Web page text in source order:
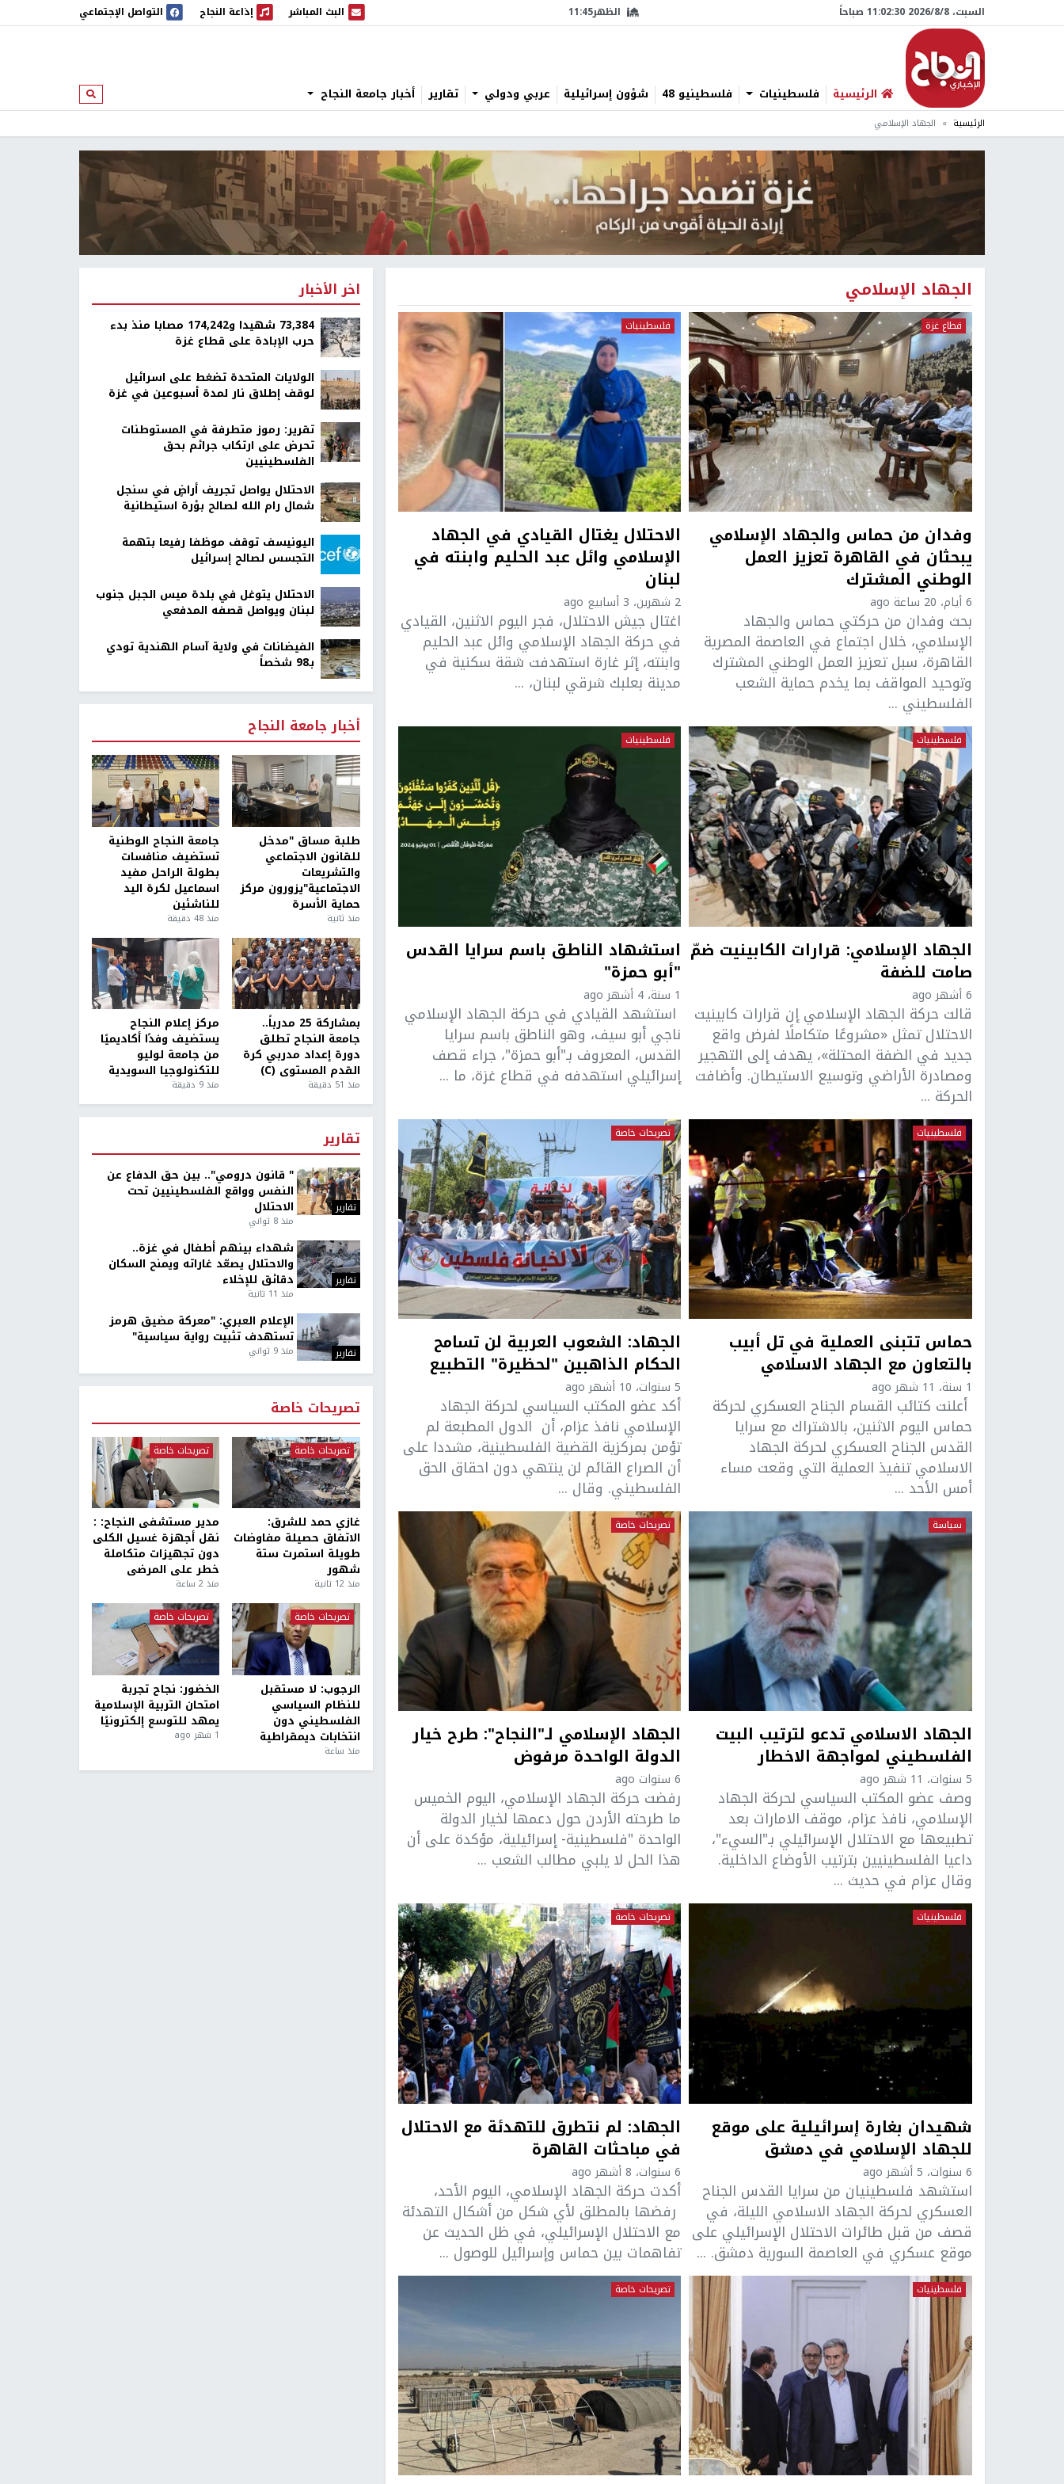
السبت، 8/‏8/‏2026 11:02:31 صباحاً الظهر11:45 البث المباشر
البث المباشر إذاعة النجاح
إذاعة النجاح التواصل الإجتماعي
الرئيسية فلسطينيات فلسطينيو 48 شؤون إسرائيلية عربي ودولي تقارير أخبار جامعة النجاح ابحث
الرئيسية الجهاد الإسلامي
الجهاد الإسلامي
قطاع غزة
وفدان من حماس والجهاد الإسلامي
يبحثان في القاهرة تعزيز العمل
الوطني المشترك
6 أيام، 20 ساعة ago
بحث وفدان من حركتي حماس والجهاد
الإسلامي، خلال اجتماع في العاصمة المصرية
القاهرة، سبل تعزيز العمل الوطني المشترك
وتوحيد المواقف بما يخدم حماية الشعب
الفلسطيني ...
فلسطينيات
الاحتلال يغتال القيادي في الجهاد
الإسلامي وائل عبد الحليم وابنته في
لبنان
2 شهرين، 3 أسابيع ago
اغتال جيش الاحتلال، فجر اليوم الاثنين، القيادي
في حركة الجهاد الإسلامي وائل عبد الحليم
وابنته، إثر غارة استهدفت شقة سكنية في
مدينة بعلبك شرقي لبنان، ...
فلسطينيات
الجهاد الإسلامي: قرارات الكابينيت ضمّ
صامت للضفة
6 أشهر ago
قالت حركة الجهاد الإسلامي إن قرارات كابينيت
الاحتلال تمثل «مشروعًا متكاملًا لفرض واقع
جديد في الضفة المحتلة»، يهدف إلى التهجير
ومصادرة الأراضي وتوسيع الاستيطان. وأضافت
الحركة ...
فلسطينيات
استشهاد الناطق باسم سرايا القدس
"أبو حمزة"
1 سنة، 4 أشهر ago
استشهد القيادي في حركة الجهاد الإسلامي
ناجي أبو سيف، وهو الناطق باسم سرايا
القدس، المعروف بـ"أبو حمزة"، جراء قصف
إسرائيلي استهدفه في قطاع غزة، ما ...
فلسطينيات
حماس تتبنى العملية في تل أبيب
بالتعاون مع الجهاد الاسلامي
1 سنة، 11 شهر ago
أعلنت كتائب القسام الجناح العسكري لحركة
حماس اليوم الاثنين، بالاشتراك مع سرايا
القدس الجناح العسكري لحركة الجهاد
الاسلامي تنفيذ العملية التي وقعت مساء
أمس الأحد ...
تصريحات خاصة
الجهاد: الشعوب العربية لن تسامح
الحكام الذاهبين "لحظيرة" التطبيع
5 سنوات، 10 أشهر ago
أكد عضو المكتب السياسي لحركة الجهاد
الإسلامي نافذ عزام، أن الدول المطبعة لم
تؤمن بمركزية القضية الفلسطينية، مشددا على
أن الصراع القائم لن ينتهي دون احقاق الحق
الفلسطيني. وقال ...
سياسة
الجهاد الاسلامي تدعو لترتيب البيت
الفلسطيني لمواجهة الاخطار
5 سنوات، 11 شهر ago
وصف عضو المكتب السياسي لحركة الجهاد
الإسلامي، نافذ عزام، موقف الامارات بعد
تطبيعها مع الاحتلال الإسرائيلي بـ"السيء"،
داعيا الفلسطينيين بترتيب الأوضاع الداخلية.
وقال عزام في حديث ...
تصريحات خاصة
الجهاد الإسلامي لـ"النجاح": طرح خيار
الدولة الواحدة مرفوض
6 سنوات ago
رفضت حركة الجهاد الإسلامي، اليوم الخميس
ما طرحته الأردن حول دعمها لخيار الدولة
الواحدة "فلسطينية- إسرائيلية، مؤكدة على أن
هذا الحل لا يلبي مطالب الشعب ...
فلسطينيات
شهيدان بغارة إسرائيلية على موقع
للجهاد الإسلامي في دمشق
6 سنوات، 5 أشهر ago
استشهد فلسطينيان من سرايا القدس الجناح
العسكري لحركة الجهاد الاسلامي الليلة، في
قصف من قبل طائرات الاحتلال الإسرائيلي على
موقع عسكري في العاصمة السورية دمشق. ...
تصريحات خاصة
الجهاد: لم نتطرق للتهدئة مع الاحتلال
في مباحثات القاهرة
6 سنوات، 8 أشهر ago
أكدت حركة الجهاد الإسلامي، اليوم الأحد،
رفضها بالمطلق لأي شكل من أشكال التهدئة
مع الاحتلال الإسرائيلي، في ظل الحديث عن
تفاهمات بين حماس وإسرائيل للوصول ...
فلسطينيات تصريحات خاصة
اخر الأخبار
73,384 شهيدا و174,242 مصابا منذ بدء
حرب الإبادة على قطاع غزة
الولايات المتحدة تضغط على اسرائيل
لوقف إطلاق نار لمدة أسبوعين في غزة
تقرير: رموز متطرفة في المستوطنات
تحرض على ارتكاب جرائم بحق
الفلسطينيين
الاحتلال يواصل تجريف أراضٍ في سنجل
شمال رام الله لصالح بؤرة استيطانية
اليونيسف توقف موظفا رفيعا بتهمة
التجسس لصالح إسرائيل
الاحتلال يتوغل في بلدة ميس الجبل جنوب
لبنان ويواصل قصفه المدفعي
الفيضانات في ولاية آسام الهندية تودي
بـ98 شخصاً
أخبار جامعة النجاح
طلبة مساق "مدخل
للقانون الاجتماعي
والتشريعات
الاجتماعية"يزورون مركز
حماية الأسرة
منذ ثانية
جامعة النجاح الوطنية
تستضيف منافسات
بطولة الراحل مفيد
اسماعيل لكرة اليد
للناشئين
منذ 48 دقيقة
بمشاركة 25 مدرباً..
جامعة النجاح تطلق
دورة إعداد مدربي كرة
القدم المستوى (C)
منذ 51 دقيقة
مركز إعلام النجاح
يستضيف وفدًا أكاديميًا
من جامعة لوليو
للتكنولوجيا السويدية
منذ 9 دقيقة
تقارير
تقارير
" قانون درومي".. بين حق الدفاع عن
النفس وواقع الفلسطينيين تحت
الاحتلال
منذ 8 ثواني
تقارير
شهداء بينهم أطفال في غزة..
والاحتلال يصعّد غاراته ويمنح السكان
دقائق للإخلاء
منذ 11 ثانية
تقارير
الإعلام العبري: "معركة مضيق هرمز
تستهدف تثبيت رواية سياسية"
منذ 9 ثواني
تصريحات خاصة
تصريحات خاصة
غازي حمد للشرق:
الاتفاق حصيلة مفاوضات
طويلة استمرت ستة
شهور
منذ 12 ثانية
تصريحات خاصة
مدير مستشفى النجاح: :
نقل أجهزة غسيل الكلى
دون تجهيزات متكاملة
خطر على المرضى
منذ 2 ساعة
تصريحات خاصة
الرجوب: لا مستقبل
للنظام السياسي
الفلسطيني دون
انتخابات ديمقراطية
منذ ساعة
تصريحات خاصة
الخضور: نجاح تجربة
امتحان التربية الإسلامية
يمهد للتوسع إلكترونيًا
1 شهر ago